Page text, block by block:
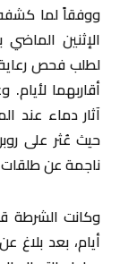
الإثنين
لطلب فحص رعاية
أقاربهما
آثار دماء عند
حيث عُثر على
ناجمة عن طلقات
وكانت الشرطة
أيام، بعد